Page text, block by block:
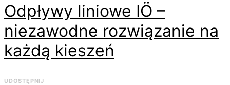
Odpływy liniowe IÖ –
niezawodne rozwiązanie na
każdą kieszeń
UDOSTĘPNIJ